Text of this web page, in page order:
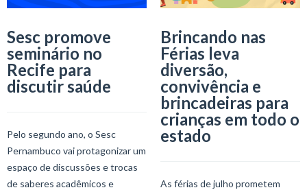
Sesc promove
seminário no
Recife para
discutir saúde
Pelo segundo ano, o Sesc
Pernambuco vai protagonizar um
espaço de discussões e trocas
de saberes acadêmicos e
Brincando nas
Férias leva
diversão,
convivência e
brincadeiras para
crianças em todo o
estado
As férias de julho prometem